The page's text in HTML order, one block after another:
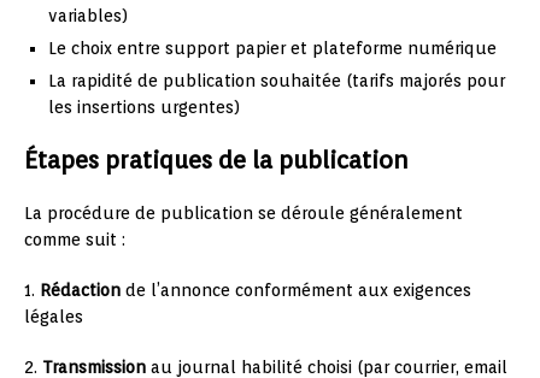
variables)
Le choix entre support papier et plateforme numérique
La rapidité de publication souhaitée (tarifs majorés pour
les insertions urgentes)
Étapes pratiques de la publication
La procédure de publication se déroule généralement
comme suit :
1. Rédaction de l’annonce conformément aux exigences
légales
2. Transmission au journal habilité choisi (par courrier, email